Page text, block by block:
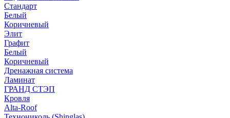
Стандарт
Белый
Коричневый
Элит
Графит
Белый
Коричневый
Дренажная система
Ламинат
ГРАНД СТЭП
Кровля
Alta-Roof